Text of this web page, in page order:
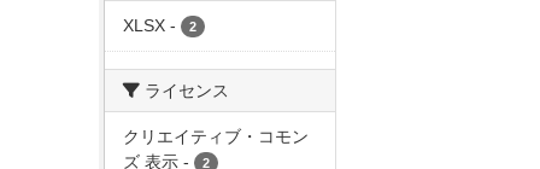
XLSX - 2
ライセンス
クリエイティブ・コモン
ズ 表示 - 2